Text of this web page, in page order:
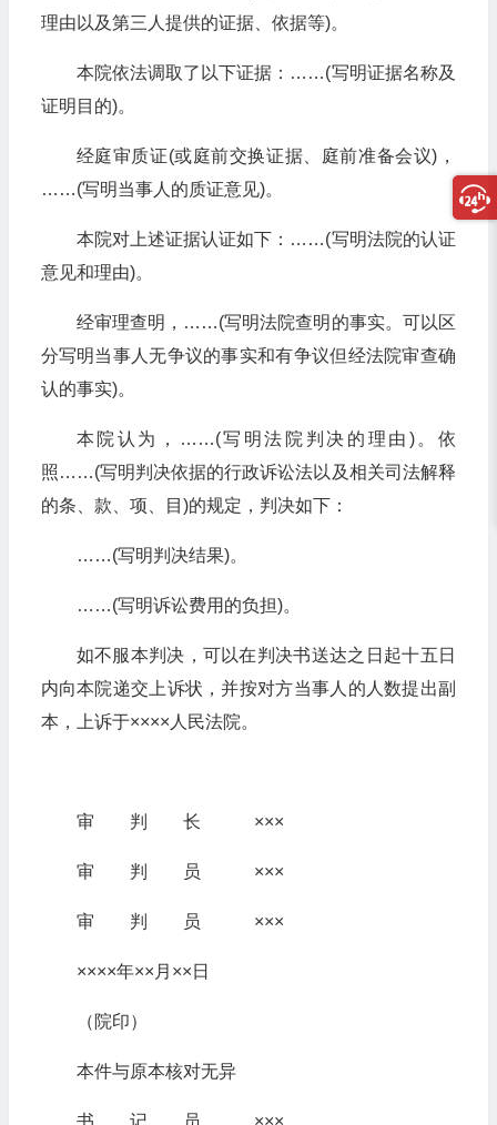
理由以及第三人提供的证据、依据等)。
本院依法调取了以下证据：……(写明证据名称及
证明目的)。
经庭审质证(或庭前交换证据、庭前准备会议)，
……(写明当事人的质证意见)。
本院对上述证据认证如下：……(写明法院的认证
意见和理由)。
经审理查明，……(写明法院查明的事实。可以区
分写明当事人无争议的事实和有争议但经法院审查确
认的事实)。
本院认为，……(写明法院判决的理由)。依
照……(写明判决依据的行政诉讼法以及相关司法解释
的条、款、项、目)的规定，判决如下：
……(写明判决结果)。
……(写明诉讼费用的负担)。
如不服本判决，可以在判决书送达之日起十五日
内向本院递交上诉状，并按对方当事人的人数提出副
本，上诉于××××人民法院。
审 判 长 ×××
审 判 员 ×××
审 判 员 ×××
××××年××月××日
（院印）
本件与原本核对无异
书 记 员 ×××